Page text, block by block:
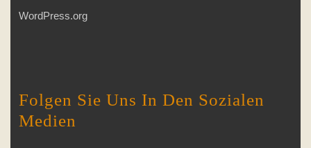
WordPress.org
Folgen Sie Uns In Den Sozialen
Medien